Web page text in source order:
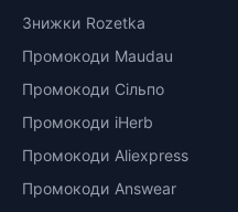
Знижки Rozetka
Промокоди Maudau
Промокоди Сільпо
Промокоди iHerb
Промокоди Aliexpress
Промокоди Answear